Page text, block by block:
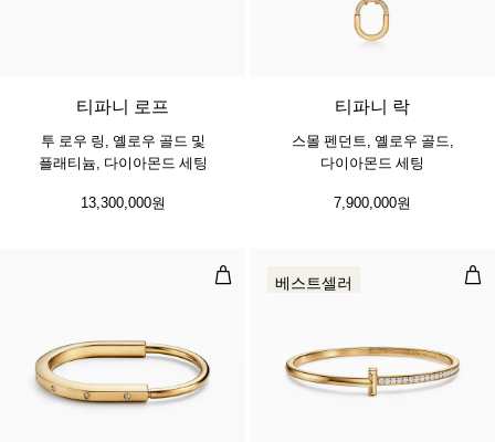
3 소재
티파니 로프
투 로우 링, 옐로우 골드 및
플래티늄, 다이아몬드 세팅
13,300,000원
티파니 락
스몰 펜던트, 옐로우 골드,
다이아몬드 세팅
7,900,000원
뱅글, 옐로우 골드, 다이아몬드 액센
T1
베스트셀러